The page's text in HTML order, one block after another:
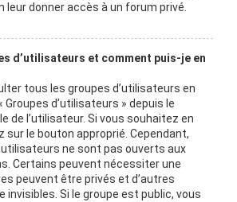
leur donner accès à un forum privé.
d’utilisateurs et comment puis-je en
tous les groupes d’utilisateurs en
Groupes d’utilisateurs » depuis le
de l’utilisateur. Si vous souhaitez en
sur le bouton approprié. Cependant,
ne sont pas ouverts aux
Certains peuvent nécessiter une
peuvent être privés et d’autres
invisibles. Si le groupe est public, vous